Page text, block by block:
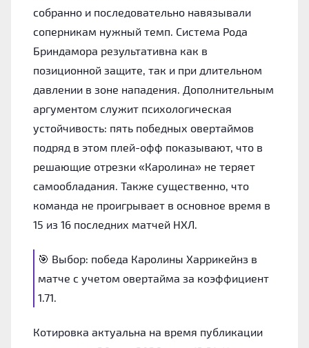
собранно и последовательно навязывали
соперникам нужный темп. Система Рода
Бриндамора результативна как в
позиционной защите, так и при длительном
давлении в зоне нападения. Дополнительным
аргументом служит психологическая
устойчивость: пять победных овертаймов
подряд в этом плей-офф показывают, что в
решающие отрезки «Каролина» не теряет
самообладания. Также существенно, что
команда не проигрывает в основное время в
15 из 16 последних матчей НХЛ.
🎯 Выбор: победа Каролины Харрикейнз в
матче с учетом овертайма за коэффициент
1.71.
Котировка актуальна на время публикации